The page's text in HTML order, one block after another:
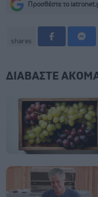
Προσθέστε το
shares
ΔΙΑΒΑΣΤΕ